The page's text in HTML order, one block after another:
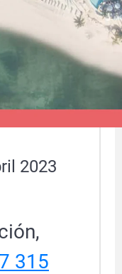
2023
315